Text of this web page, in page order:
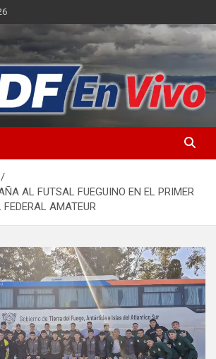
AL FUTSAL FUEGUINO EN EL PRIMER
FEDERAL AMATEUR